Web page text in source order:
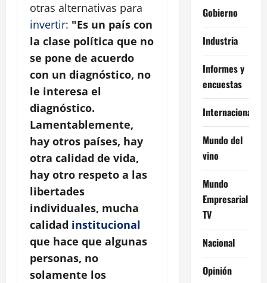
otras alternativas para
invertir: "Es un país con
la clase política que no
se pone de acuerdo
con un diagnóstico, no
le interesa el
diagnóstico.
Lamentablemente,
hay otros países, hay
otra calidad de vida,
hay otro respeto a las
libertades
individuales, mucha
calidad institucional
que hace que algunas
personas, no
solamente los
Gobierno
Industria
Informes y
encuestas
Internacional
Mundo del
vino
Mundo
Empresarial
TV
Nacional
Opinión